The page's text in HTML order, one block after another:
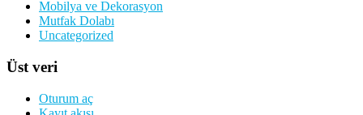
Mobilya ve Dekorasyon
Mutfak Dolabı
Uncategorized
Üst veri
Oturum aç